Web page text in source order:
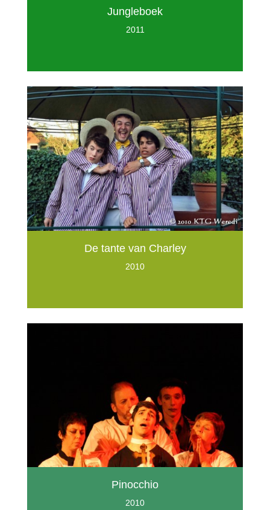
Jungleboek
2011
De tante van Charley
2010
Pinocchio
2010